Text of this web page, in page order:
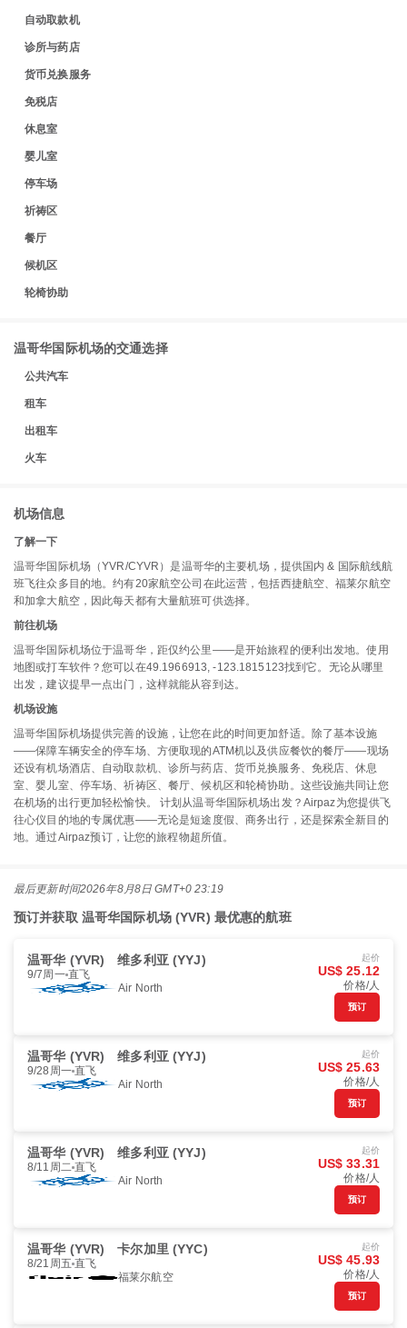
自动取款机
诊所与药店
货币兑换服务
免税店
休息室
婴儿室
停车场
祈祷区
餐厅
候机区
轮椅协助
温哥华国际机场的交通选择
公共汽车
租车
出租车
火车
机场信息
了解一下
温哥华国际机场（YVR/CYVR）是温哥华的主要机场，提供国内 & 国际航线航
班飞往众多目的地。约有20家航空公司在此运营，包括西捷航空、福莱尔航空
和加拿大航空，因此每天都有大量航班可供选择。
前往机场
温哥华国际机场位于温哥华，距仅约公里——是开始旅程的便利出发地。使用
地图或打车软件？您可以在49.1966913, -123.1815123找到它。无论从哪里
出发，建议提早一点出门，这样就能从容到达。
机场设施
温哥华国际机场提供完善的设施，让您在此的时间更加舒适。除了基本设施
——保障车辆安全的停车场、方便取现的ATM机以及供应餐饮的餐厅——现场
还设有机场酒店、自动取款机、诊所与药店、货币兑换服务、免税店、休息
室、婴儿室、停车场、祈祷区、餐厅、候机区和轮椅协助。这些设施共同让您
在机场的出行更加轻松愉快。 计划从温哥华国际机场出发？Airpaz为您提供飞
往心仪目的地的专属优惠——无论是短途度假、商务出行，还是探索全新目的
地。通过Airpaz预订，让您的旅程物超所值。
最后更新时间2026年8月8日 GMT+0 23:19
预订并获取 温哥华国际机场 (YVR) 最优惠的航班
温哥华 (YVR) 维多利亚 (YYJ)
9/7周一 直飞
Air North
起价
US$ 25.12
价格/人
预订
温哥华 (YVR) 维多利亚 (YYJ)
9/28周一 直飞
Air North
起价
US$ 25.63
价格/人
预订
温哥华 (YVR) 维多利亚 (YYJ)
8/11周二 直飞
Air North
起价
US$ 33.31
价格/人
预订
温哥华 (YVR) 卡尔加里 (YYC)
8/21周五 直飞
福莱尔航空
起价
US$ 45.93
价格/人
预订